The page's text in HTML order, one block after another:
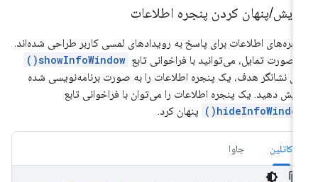
/پنهان کردن پنجره اطلاعات
اطلاعات برای پاسخ به رویدادهای لمسی کاربر طراحی شده‌اند.
صورت تمایل، می‌توانید با فراخوانی تابع showInfoWindow()
نشانگر هدف، یک پنجره اطلاعات را به صورت برنامه‌نویسی شده
دهید. یک پنجره اطلاعات را می‌توان با فراخوانی تابع
پنهان کرد.
کاتلین